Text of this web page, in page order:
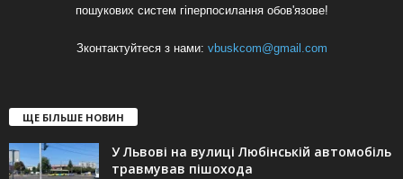
пошукових систем гіперпосилання обов'язове!
Зконтактуйтеся з нами: vbuskcom@gmail.com
ЩЕ БІЛЬШЕ НОВИН
У Львові на вулиці Любінській автомобіль
травмував пішохода